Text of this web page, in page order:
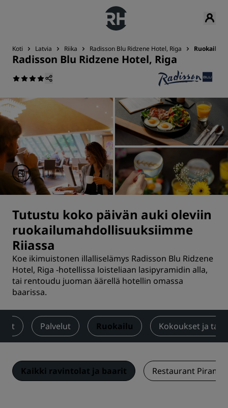
Koti Latvia Riika Radisson Blu Ridzene Hotel, Riga Ruokailu
Radisson Blu Ridzene Hotel, Riga
Tutustu koko päivän auki oleviin
ruokailumahdollisuuksiimme
Riiassa
Koe ikimuistonen illalliselämys Radisson Blu Ridzene
Hotel, Riga -hotellissa loisteliaan lasipyramidin alla,
tai rentoudu juoman äärellä hotellin omassa
baarissa.
Palvelut Ruokailu Kokoukset ja
Kaikki ravintolat ja baarit Restaurant